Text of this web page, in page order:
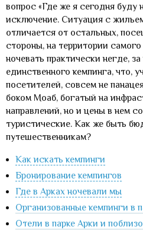
вопрос «Где же я сегодня буду
исключение. Ситуация с
отличается от остальных,
стороны, на территории
ночевать практически негде,
единственного кемпинга, что,
посетителей, совсем не
боком Моаб, богатый на
направлений, но и цены в нем
туристические. Как же быть
путешественникам?
Как искать кемпинги
Бронирование кемпингов
Где в Арках ночевали мы
Организованные кемпинги в
Отели в парке Арки и